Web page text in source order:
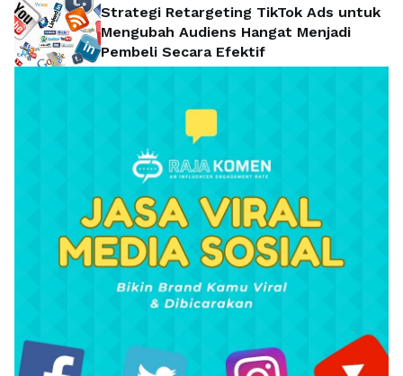
Strategi Retargeting TikTok Ads untuk
Mengubah Audiens Hangat Menjadi
Pembeli Secara Efektif